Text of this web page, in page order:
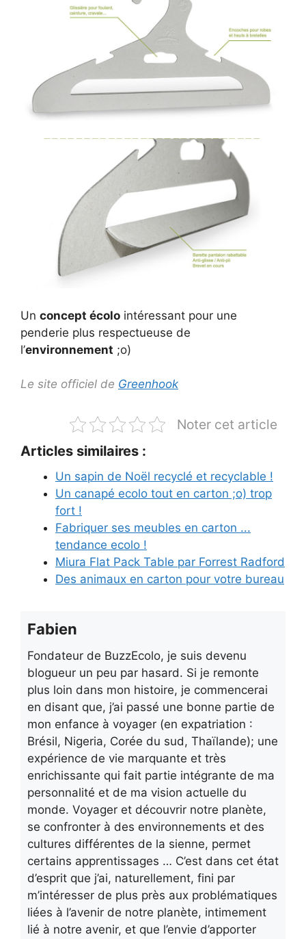
Un concept écolo intéressant pour une
penderie plus respectueuse de
l’environnement ;o)
Le site officiel de Greenhook
Noter cet article
Articles similaires :
Un sapin de Noël recyclé et recyclable !
Un canapé ecolo tout en carton ;o) trop
fort !
Fabriquer ses meubles en carton ...
tendance ecolo !
Miura Flat Pack Table par Forrest Radford
Des animaux en carton pour votre bureau
Fabien
Fondateur de BuzzEcolo, je suis devenu
blogueur un peu par hasard. Si je remonte
plus loin dans mon histoire, je commencerai
en disant que, j’ai passé une bonne partie de
mon enfance à voyager (en expatriation :
Brésil, Nigeria, Corée du sud, Thaïlande); une
expérience de vie marquante et très
enrichissante qui fait partie intégrante de ma
personnalité et de ma vision actuelle du
monde. Voyager et découvrir notre planète,
se confronter à des environnements et des
cultures différentes de la sienne, permet
certains apprentissages … C’est dans cet état
d’esprit que j’ai, naturellement, fini par
m’intéresser de plus près aux problématiques
liées à l’avenir de notre planète, intimement
lié à notre avenir, et que l’envie d’apporter